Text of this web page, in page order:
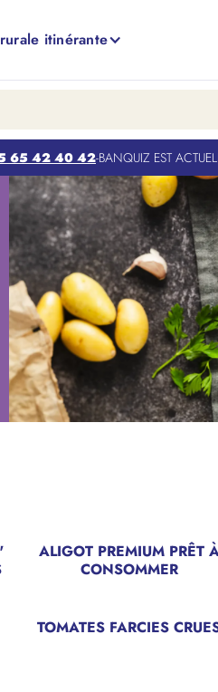
itinérante
42 40 42 -BANQUIZ EST
ALIGOT PREMIUM PRÊT
CONSOMMER
TOMATES FARCIES